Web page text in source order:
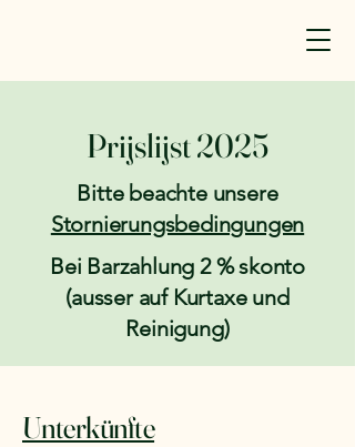
Prijslijst 2025
Bitte beachte unsere
Stornierungsbedingungen
Bei Barzahlung 2 % skonto
(ausser auf Kurtaxe und
Reinigung)
Unterkünfte